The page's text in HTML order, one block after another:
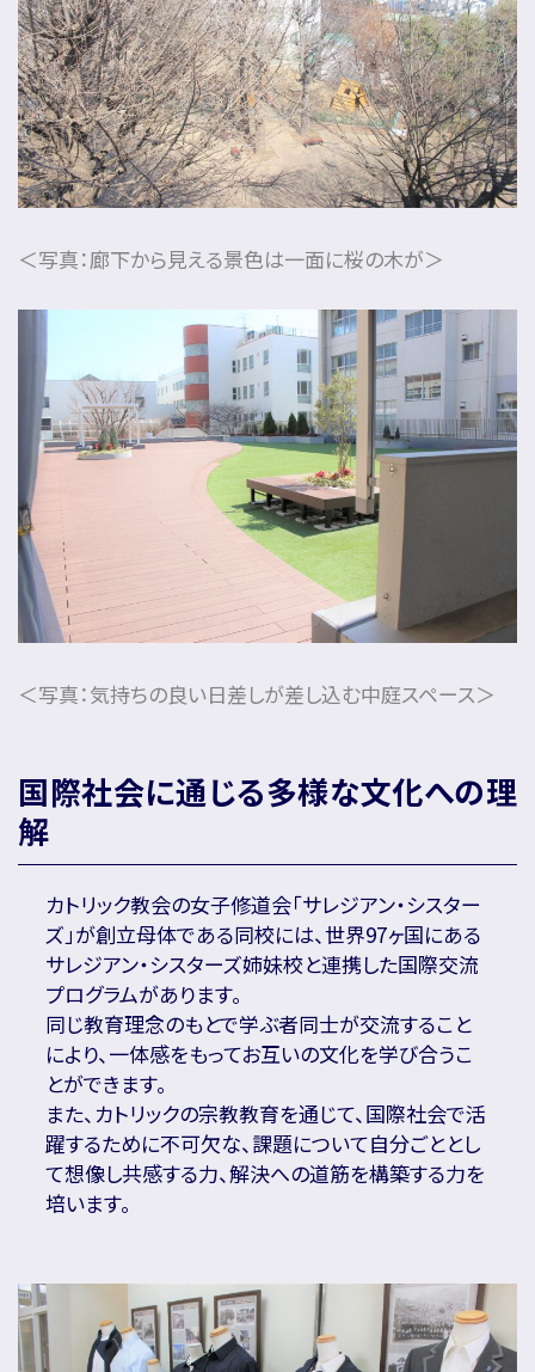
＜写真：廊下から見える景色は一面に桜の木が＞
＜写真：気持ちの良い日差しが差し込む中庭スペース＞
国際社会に通じる多様な文化への理
解
カトリック教会の女子修道会「サレジアン・シスター
ズ」が創立母体である同校には、世界97ヶ国にある
サレジアン・シスターズ姉妹校と連携した国際交流
プログラムがあります。
同じ教育理念のもとで学ぶ者同士が交流すること
により、一体感をもってお互いの文化を学び合うこ
とができます。
また、カトリックの宗教教育を通じて、国際社会で活
躍するために不可欠な、課題について自分ごととし
て想像し共感する力、解決への道筋を構築する力を
培います。